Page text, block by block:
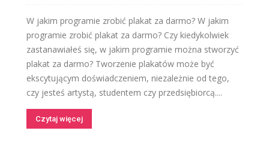
W jakim programie zrobić plakat za darmo? W jakim
programie zrobić plakat za darmo? Czy kiedykolwiek
zastanawiałeś się, w jakim programie można stworzyć
plakat za darmo? Tworzenie plakatów może być
ekscytującym doświadczeniem, niezależnie od tego,
czy jesteś artystą, studentem czy przedsiębiorcą....
Czytaj więcej